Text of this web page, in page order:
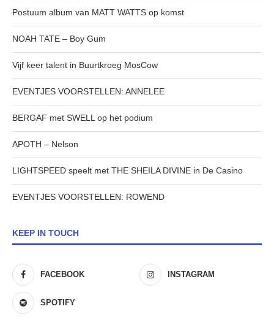
Postuum album van MATT WATTS op komst
NOAH TATE – Boy Gum
Vijf keer talent in Buurtkroeg MosCow
EVENTJES VOORSTELLEN: ANNELEE
BERGAF met SWELL op het podium
APOTH – Nelson
LIGHTSPEED speelt met THE SHEILA DIVINE in De Casino
EVENTJES VOORSTELLEN: ROWEND
KEEP IN TOUCH
FACEBOOK INSTAGRAM
SPOTIFY